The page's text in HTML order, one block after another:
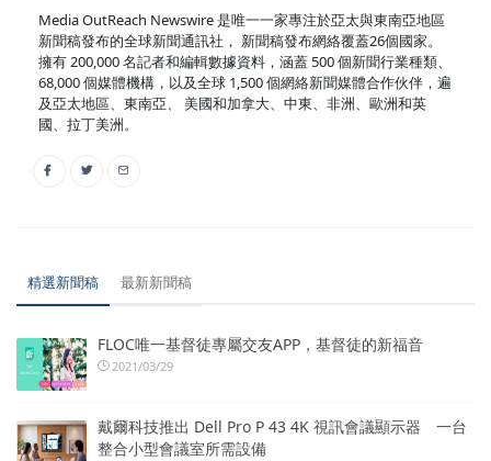
Media OutReach Newswire 是唯一一家專注於亞太與東南亞地區
新聞稿發布的全球新聞通訊社， 新聞稿發布網絡覆蓋26個國家。
擁有 200,000 名記者和編輯數據資料，涵蓋 500 個新聞行業種類、
68,000 個媒體機構，以及全球 1,500 個網絡新聞媒體合作伙伴，遍
及亞太地區、東南亞、 美國和加拿大、中東、非洲、歐洲和英
國、拉丁美洲。
精選新聞稿 最新新聞稿
FLOC唯一基督徒專屬交友APP，基督徒的新福音
2021/03/29
戴爾科技推出 Dell Pro P 43 4K 視訊會議顯示器 一台
整合小型會議室所需設備